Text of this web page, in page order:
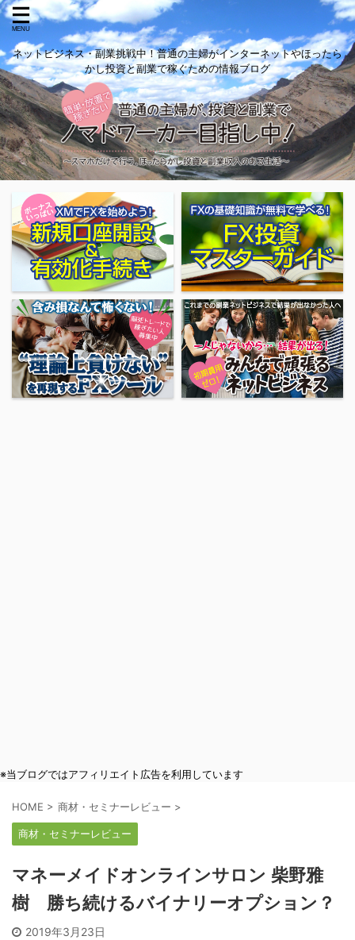
ネットビジネス・副業挑戦中！普通の主婦がインターネットやほったら
かし投資と副業で稼ぐための情報ブログ
※当ブログではアフィリエイト広告を利用しています
HOME > 商材・セミナーレビュー >
商材・セミナーレビュー
マネーメイドオンラインサロン 柴野雅
樹 勝ち続けるバイナリーオプション？
2019年3月23日